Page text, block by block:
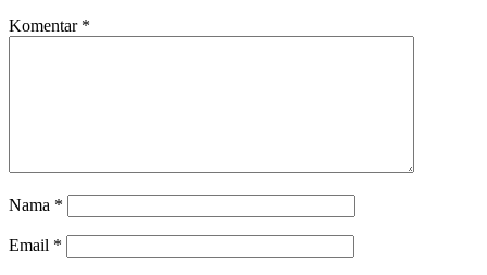
Komentar *
Nama *
Email *